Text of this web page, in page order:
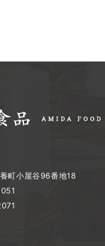
町小屋谷96番地18